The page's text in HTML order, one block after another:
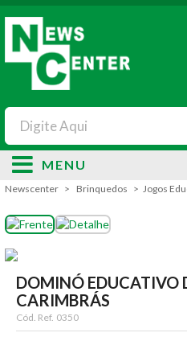
MENU
Newscenter Brinquedos Jogos
DOMINÓ EDUCATIVO
CARIMBRÁS
Cód. Ref. 0350